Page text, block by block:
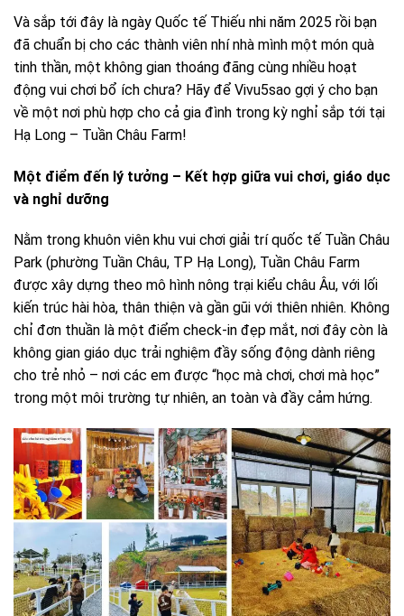
Và sắp tới đây là ngày Quốc tế Thiếu nhi năm 2025 rồi bạn
đã chuẩn bị cho các thành viên nhí nhà mình một món quà
tinh thần, một không gian thoáng đãng cùng nhiều hoạt
động vui chơi bổ ích chưa? Hãy để Vivu5sao gợi ý cho bạn
về một nơi phù hợp cho cả gia đình trong kỳ nghỉ sắp tới tại
Hạ Long – Tuần Châu Farm!
Một điểm đến lý tưởng – Kết hợp giữa vui chơi, giáo dục
và nghỉ dưỡng
Nằm trong khuôn viên khu vui chơi giải trí quốc tế Tuần Châu
Park (phường Tuần Châu, TP Hạ Long), Tuần Châu Farm
được xây dựng theo mô hình nông trại kiểu châu Âu, với lối
kiến trúc hài hòa, thân thiện và gần gũi với thiên nhiên. Không
chỉ đơn thuần là một điểm check-in đẹp mắt, nơi đây còn là
không gian giáo dục trải nghiệm đầy sống động dành riêng
cho trẻ nhỏ – nơi các em được “học mà chơi, chơi mà học”
trong một môi trường tự nhiên, an toàn và đầy cảm hứng.